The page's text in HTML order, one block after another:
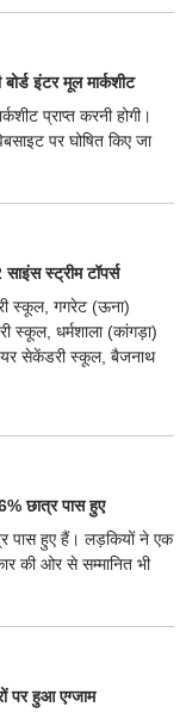
इंटर मूल मार्कशीट
प्राप्त करनी होगी।
पर घोषित किए जा
स्ट्रीम टॉपर्स
स्कूल, गगरेट (ऊना)
स्कूल, धर्मशाला (कांगड़ा)
सेकेंडरी स्कूल, बैजनाथ
छात्र पास हुए
पास हुए हैं। लड़कियों ने एक
की ओर से सम्मानित भी
पर हुआ एग्जाम